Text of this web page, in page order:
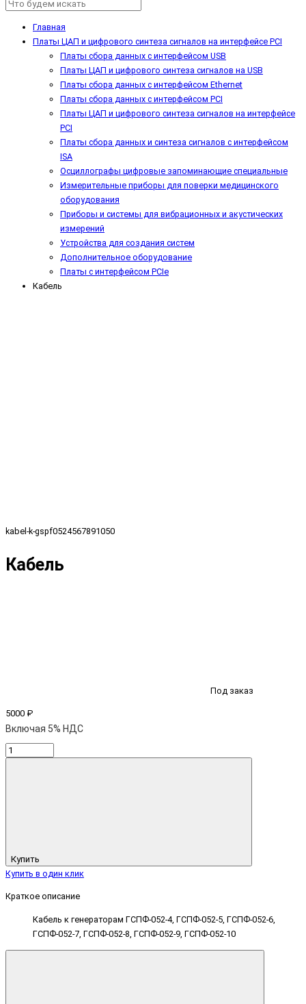
Главная
Платы ЦАП и цифрового синтеза сигналов на интерфейсе PCI
Платы сбора данных с интерфейсом USB
Платы ЦАП и цифрового синтеза сигналов на USB
Платы сбора данных с интерфейсом Ethernet
Платы сбора данных с интерфейсом PCI
Платы ЦАП и цифрового синтеза сигналов на интерфейсе
PCI
Платы сбора данных и синтеза сигналов с интерфейсом
ISA
Осциллографы цифровые запоминающие специальные
Измерительные приборы для поверки медицинского
оборудования
Приборы и системы для вибрационных и акустических
измерений
Устройства для создания систем
Дополнительное оборудование
Платы с интерфейсом PCIe
Кабель
kabel-k-gspf0524567891050
Кабель
Под заказ
5000 ₽
Включая 5% НДС
Купить
Купить в один клик
Краткое описание
Кабель к генераторам ГСПФ-052-4, ГСПФ-052-5, ГСПФ-052-6,
ГСПФ-052-7, ГСПФ-052-8, ГСПФ-052-9, ГСПФ-052-10